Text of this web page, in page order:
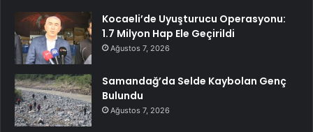
Kocaeli’de Uyuşturucu Operasyonu:
1.7 Milyon Hap Ele Geçirildi
Ağustos 7, 2026
Samandağ’da Selde Kaybolan Genç
Bulundu
Ağustos 7, 2026